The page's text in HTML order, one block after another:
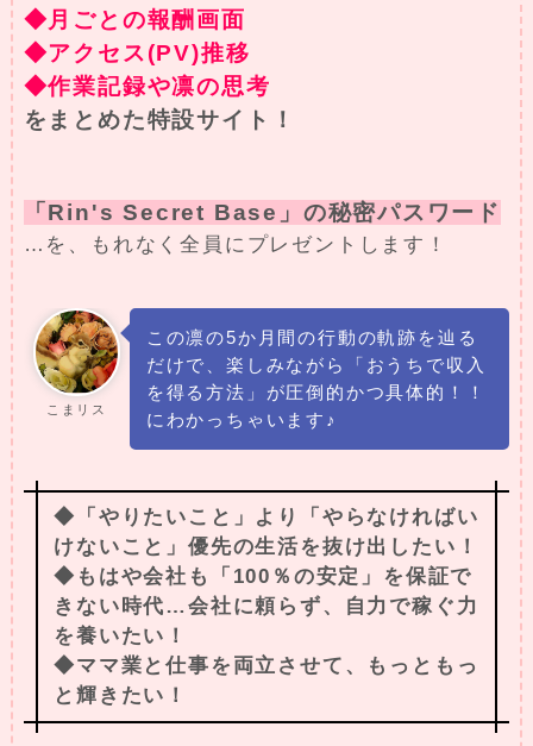
◆月ごとの報酬画面
◆アクセス(PV)推移
◆作業記録や凛の思考
をまとめた特設サイト！
「Rin's Secret Base」の秘密パスワード
…を、もれなく全員にプレゼントします！
こまリス
この凛の5か月間の行動の軌跡を辿る
だけで、楽しみながら「おうちで収入
を得る方法」が圧倒的かつ具体的！！
にわかっちゃいます♪
◆「やりたいこと」より「やらなければい
けないこと」優先の生活を抜け出したい！
◆もはや会社も「100％の安定」を保証で
きない時代…会社に頼らず、自力で稼ぐ力
を養いたい！
◆ママ業と仕事を両立させて、もっともっ
と輝きたい！